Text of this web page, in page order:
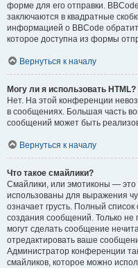
форме для его отправки.
заключаются в квадратные
информацией о BBCode
которое доступна из формы
Вернуться к началу
Могу ли я использовать HTML?
Нет. На этой конференции
в сообщениях. Большая часть
сообщений может быть
Вернуться к началу
Что такое смайлики?
Смайлики, или эмотиконы — это
использованы для выражения
означает грусть. Полный
создания сообщений. Только не
могут сделать сообщение
отредактировать ваше
Администратор конференции
смайликов, которое можно